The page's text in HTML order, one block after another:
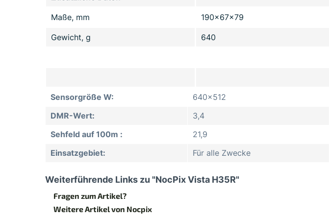
Maße, mm 190x67x79
Gewicht, g 640
Sensorgröße W:
640x512
DMR-Wert:
3,4
Sehfeld auf 100m :
21,9
Einsatzgebiet:
Für alle Zwecke
Weiterführende Links zu "NocPix Vista H35R"
Fragen zum Artikel?
Weitere Artikel von Nocpix